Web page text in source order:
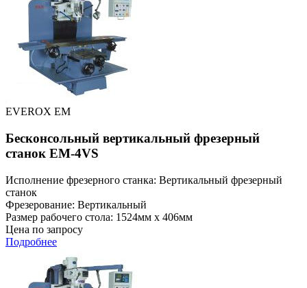
EVEROX EM
Бесконсольный вертикальный фрезерный
станок EM-4VS
Исполнение фрезерного станка: Вертикальный фрезерный
станок
Фрезерование: Вертикальный
Размер рабочего стола: 1524мм x 406мм
Цена по запросу
Подробнее